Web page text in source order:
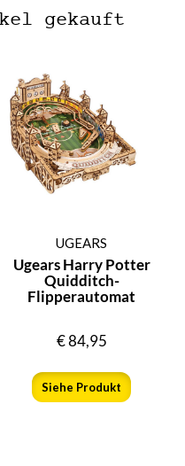
gekauft
UGEARS
Ugears Harry Potter
Quidditch-
Flipperautomat
€84,95
Siehe Produkt